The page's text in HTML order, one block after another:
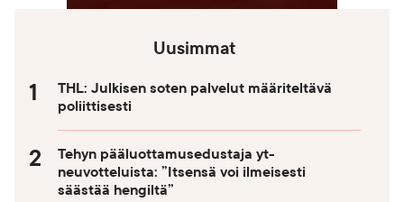
Uusimmat
THL: Julkisen soten palvelut määriteltävä
poliittisesti
Tehyn pääluottamusedustaja yt-
neuvotteluista: ”Itsensä voi ilmeisesti
säästää hengiltä”